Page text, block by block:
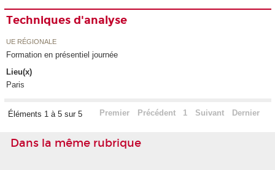
Techniques d'analyse
UE RÉGIONALE
Formation en présentiel journée
Lieu(x)
Paris
Éléments 1 à 5 sur 5 Premier Précédent 1 Suivant Dernier
Dans la même rubrique